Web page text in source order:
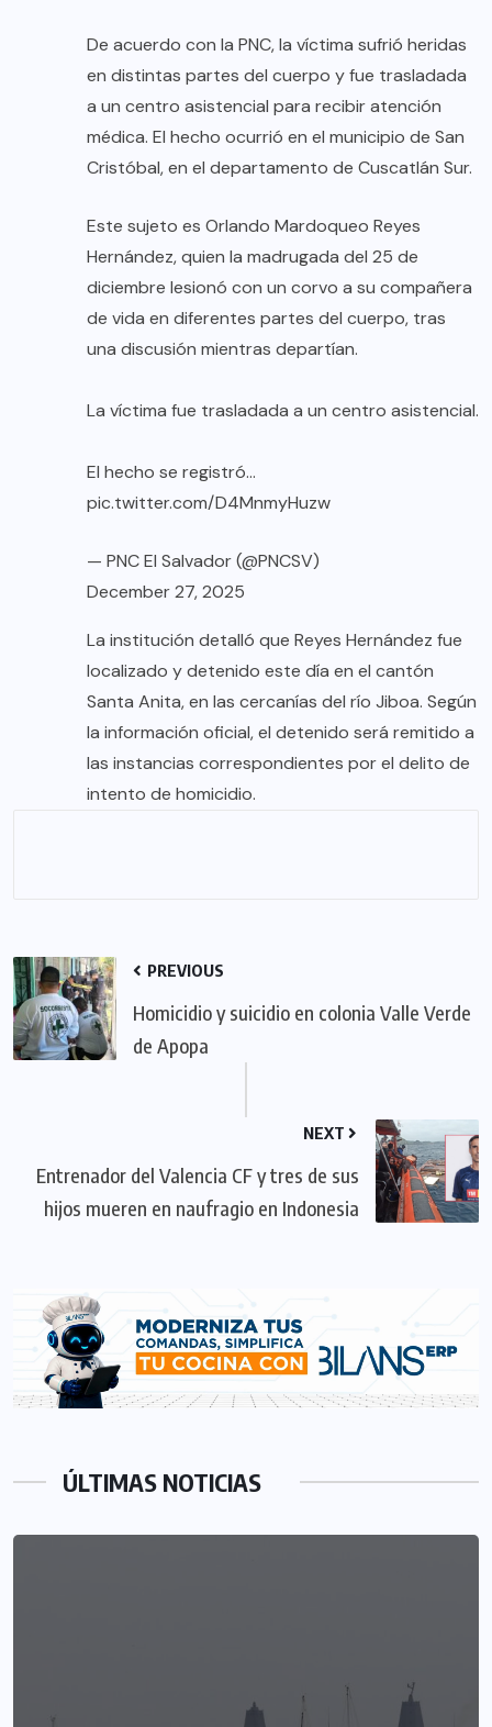
De acuerdo con la PNC, la víctima sufrió heridas
en distintas partes del cuerpo y fue trasladada
a un centro asistencial para recibir atención
médica. El hecho ocurrió en el municipio de San
Cristóbal, en el departamento de Cuscatlán Sur.
Este sujeto es Orlando Mardoqueo Reyes
Hernández, quien la madrugada del 25 de
diciembre lesionó con un corvo a su compañera
de vida en diferentes partes del cuerpo, tras
una discusión mientras departían.
La víctima fue trasladada a un centro asistencial.
El hecho se registró…
pic.twitter.com/D4MnmyHuzw
— PNC El Salvador (@PNCSV)
December 27, 2025
La institución detalló que Reyes Hernández fue
localizado y detenido este día en el cantón
Santa Anita, en las cercanías del río Jiboa. Según
la información oficial, el detenido será remitido a
las instancias correspondientes por el delito de
intento de homicidio.
PREVIOUS
Homicidio y suicidio en colonia Valle Verde
de Apopa
NEXT
Entrenador del Valencia CF y tres de sus
hijos mueren en naufragio en Indonesia
ÚLTIMAS NOTICIAS